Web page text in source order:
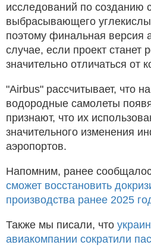
исследований по созданию
выбрасывающего
поэтому финальная версия
случае, если проект станет
значительно отличаться от
"Airbus" рассчитывает, что
водородные самолеты
признают, что их
значительного изменения
аэропортов.
Напомним, ранее
сможет восстановить
производства ранее 2025
Также мы писали, что
авиакомпании сократили